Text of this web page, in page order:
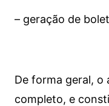
– geração de
De forma geral, o
completo, e